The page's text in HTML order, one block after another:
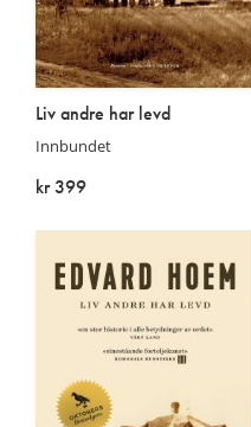
Liv andre har levd
Innbundet
kr 399